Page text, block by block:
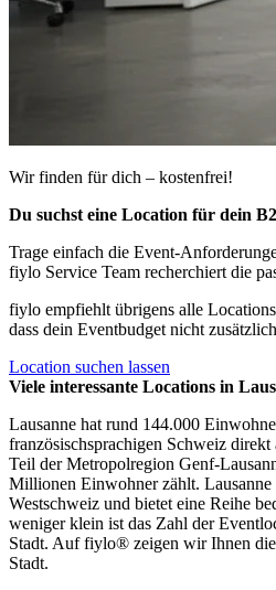
Wir finden für dich – kostenfrei!
Du suchst eine Location für dein
Trage einfach die Event-
fiylo Service Team recherchiert die
fiylo empfiehlt übrigens alle
dass dein Eventbudget nicht
Location suchen lassen
Viele interessante Locations in
Lausanne hat rund 144.000
französischsprachigen Schweiz
Teil der Metropolregion Genf-
Millionen Einwohner zählt. Lausanne
Westschweiz und bietet eine Reihe
weniger klein ist das Zahl der
Stadt. Auf fiylo® zeigen wir Ihnen
Stadt.